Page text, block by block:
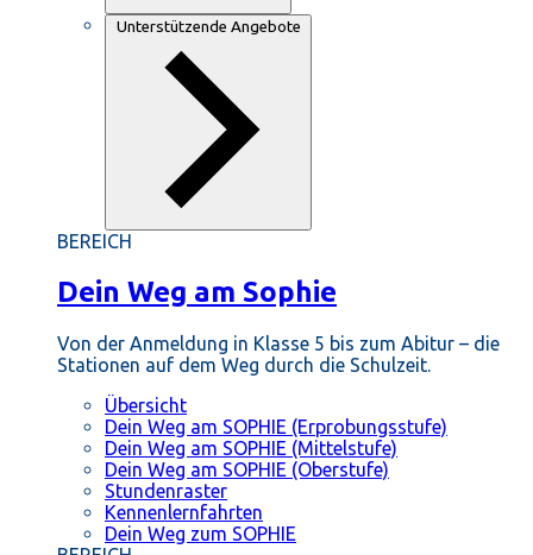
Unterstützende Angebote
BEREICH
Dein Weg am Sophie
Von der Anmeldung in Klasse 5 bis zum Abitur – die
Stationen auf dem Weg durch die Schulzeit.
Übersicht
Dein Weg am SOPHIE (Erprobungsstufe)
Dein Weg am SOPHIE (Mittelstufe)
Dein Weg am SOPHIE (Oberstufe)
Stundenraster
Kennenlernfahrten
Dein Weg zum SOPHIE